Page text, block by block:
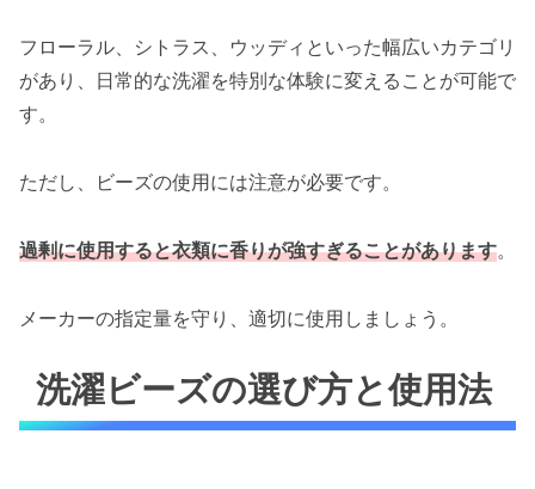
フローラル、シトラス、ウッディといった幅広いカテゴリ
があり、日常的な洗濯を特別な体験に変えることが可能で
す。
ただし、ビーズの使用には注意が必要です。
過剰に使用すると衣類に香りが強すぎることがあります。
メーカーの指定量を守り、適切に使用しましょう。
洗濯ビーズの選び方と使用法